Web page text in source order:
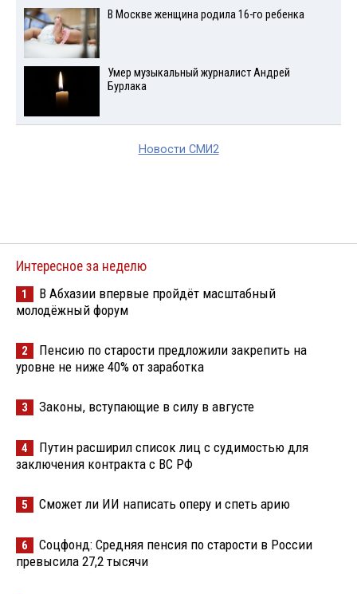
В Москве женщина родила 16-го ребенка
Умер музыкальный журналист Андрей
Бурлака
Новости СМИ2
Интересное за неделю
1
В Абхазии впервые пройдёт масштабный
молодёжный форум
2
Пенсию по старости предложили закрепить на
уровне не ниже 40% от заработка
3 Законы, вступающие в силу в августе
4
Путин расширил список лиц с судимостью для
заключения контракта с ВС РФ
5 Сможет ли ИИ написать оперу и спеть арию
6
Соцфонд: Средняя пенсия по старости в России
превысила 27,2 тысячи